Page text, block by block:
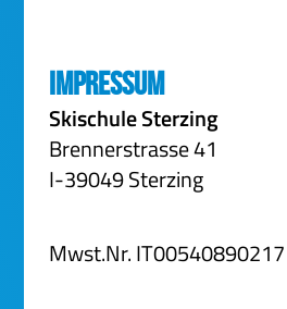
Impressum
Skischule Sterzing
Brennerstrasse 41
I-39049 Sterzing
Mwst.Nr. IT00540890217